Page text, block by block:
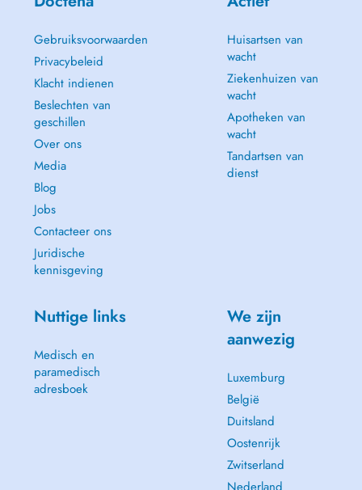
Gebruiksvoorwaarden
Privacybeleid
Klacht indienen
Beslechten van
geschillen
Over ons
Media
Blog
Jobs
Contacteer ons
Juridische
kennisgeving
Huisartsen van
wacht
Ziekenhuizen van
wacht
Apotheken van
wacht
Tandartsen van
dienst
Nuttige links
Medisch en
paramedisch
adresboek
We zijn
aanwezig
Luxemburg
België
Duitsland
Oostenrijk
Zwitserland